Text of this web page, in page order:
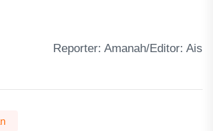
Reporter: Amanah/Editor: Ais